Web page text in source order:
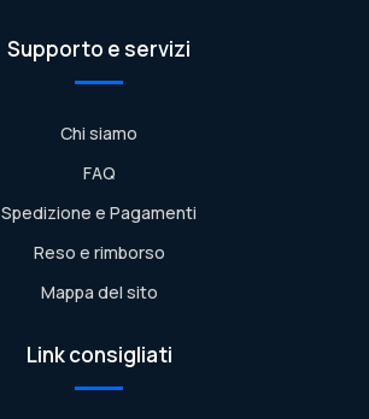
Supporto e servizi
Chi siamo
FAQ
Spedizione e Pagamenti
Reso e rimborso
Mappa del sito
Link consigliati